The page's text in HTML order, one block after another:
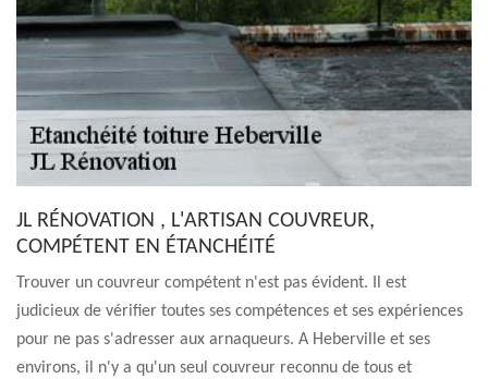
JL RÉNOVATION , L'ARTISAN COUVREUR,
COMPÉTENT EN ÉTANCHÉITÉ
Trouver un couvreur compétent n'est pas évident. Il est
judicieux de vérifier toutes ses compétences et ses expériences
pour ne pas s'adresser aux arnaqueurs. A Heberville et ses
environs, il n'y a qu'un seul couvreur reconnu de tous et